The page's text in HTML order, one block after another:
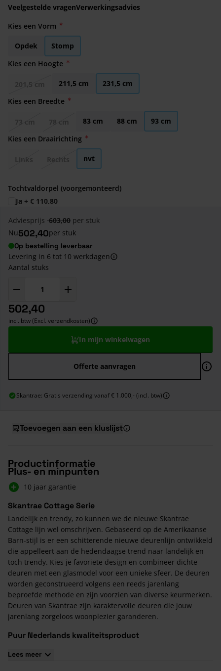
Veelgestelde vragenVerwerkingsadvies
Kies een Vorm
Opdek
Stomp
Kies een Hoogte
211,5 cm
231,5 cm
Kies een Breedte
83 cm 88 cm
93 cm
Kies een Draairichting
nvt
Tochtvaldorpel (voorgemonteerd)
Ja + € 110,80
Adviesprijs 603,00 per stuk
Nu502,40per stuk
Op bestelling leverbaar
Levering in 6 tot 10 werkdagen
Aantal stuks
502,40
incl. btw (Excl. verzendkosten)
In mijn winkelwagen
Offerte aanvragen
Skantrae: Gratis verzending vanaf € 1.000,- (incl. btw)
Toevoegen aan een kluslijst
Productinformatie
Plus- en minpunten
10 jaar garantie
Skantrae Cottage Serie
Landelijk en trendy, zo kunnen we de nieuwe Skantrae
Cottage lijn wel omschrijven. Gebaseerd op de Amerikaanse
Barn-stijl is er een schitterende nieuwe deurenlijn ontwikkeld
die appelleert aan de hedendaagse trend naar landelijk en
toch trendy. Kies je favoriete design en combineer dichte
deuren met een glasmodel voor een unieke sfeer. De deuren
worden geconstrueerd volgens een reeds jarenlang
beproefde methode en zijn voorzien van diverse keurmerken.
Deuren van Skantrae zijn karaktervolle deuren die jouw
jarenlang zorgeloos woonplezier garanderen.
Puur Nederlands kwaliteitsproduct
30 jaar succesvol is in de markt van luxe binnendeuren en
Lees meer